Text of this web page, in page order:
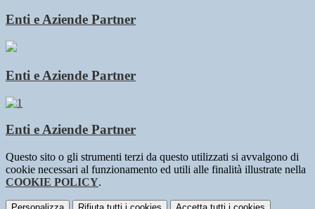
Enti e Aziende Partner
Enti e Aziende Partner
Enti e Aziende Partner
Questo sito o gli strumenti terzi da questo utilizzati si avvalgono di
cookie necessari al funzionamento ed utili alle finalità illustrate nella
COOKIE POLICY.